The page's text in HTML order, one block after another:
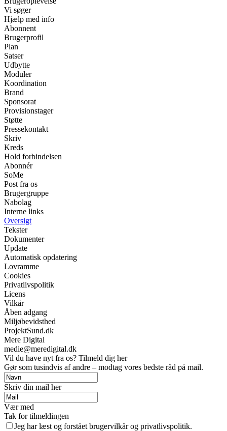
Vi søger
Hjælp med info
Abonnent
Brugerprofil
Plan
Satser
Udbytte
Moduler
Koordination
Brand
Sponsorat
Provisionstager
Støtte
Pressekontakt
Skriv
Kreds
Hold forbindelsen
Abonnér
SoMe
Post fra os
Brugergruppe
Nabolag
Interne links
Oversigt
Tekster
Dokumenter
Update
Automatisk opdatering
Lovramme
Cookies
Privatlivspolitik
Licens
Vilkår
Åben adgang
Miljøbevidsthed
ProjektSund.dk
Mere Digital
medie@meredigital.dk
Vil du have nyt fra os? Tilmeld dig her
Gør som tusindvis af andre – modtag vores bedste råd på mail.
Skriv din mail her
Vær med
Tak for tilmeldingen
Jeg har læst og forstået brugervilkår og privatlivspolitik.